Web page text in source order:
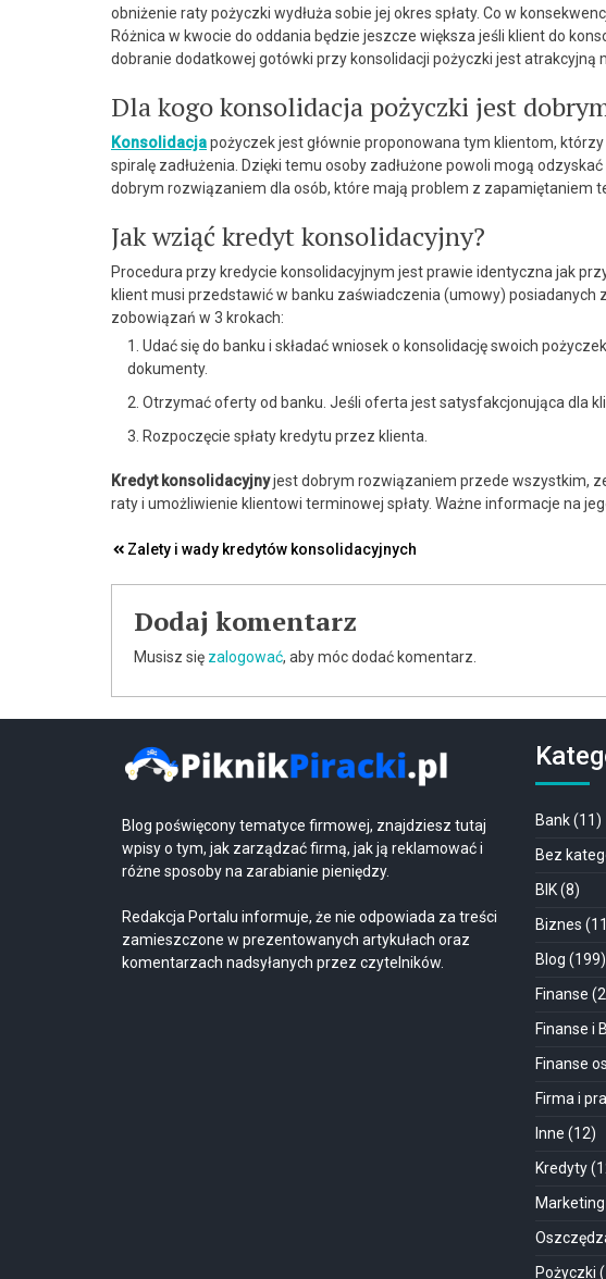
obniżenie raty pożyczki wydłuża sobie jej okres spłaty. Co w
Różnica w kwocie do oddania będzie jeszcze większa jeśli klient do
dobranie dodatkowej gotówki przy konsolidacji pożyczki jest atrakcyjną
Dla kogo konsolidacja pożyczki jest
Konsolidacjapożyczek jest głównie proponowana tym klientom,
spiralę zadłużenia. Dzięki temu osoby zadłużone powoli mogą
dobrym rozwiązaniem dla osób, które mają problem z zapamiętaniem
Jak wziąć kredyt konsolidacyjny?
Procedura przy kredycie konsolidacyjnym jest prawie identyczna jak
klient musi przedstawić w banku zaświadczenia (umowy) posiadanych
zobowiązań w 3 krokach:
Udać się do banku i składać wniosek o konsolidację swoich
dokumenty.
Otrzymać oferty od banku. Jeśli oferta jest satysfakcjonująca dla
Rozpoczęcie spłaty kredytu przez klienta.
Kredyt konsolidacyjnyjest dobrym rozwiązaniem przede wszystkim,
raty i umożliwienie klientowi terminowej spłaty. Ważne informacje na
Nawigacja
wpisu
Zalety i wady kredytów konsolidacyjnych
Dodaj komentarz
Musisz się zalogować, aby móc dodać komentarz.
Blog poświęcony tematyce firmowej, znajdziesz tutaj
wpisy o tym, jak zarządzać firmą, jak ją reklamować i
różne sposoby na zarabianie pieniędzy.
Redakcja Portalu informuje, że nie odpowiada za treści
zamieszczone w prezentowanych artykułach oraz
komentarzach nadsyłanych przez czytelników.
Bank(11)
Bez
BIK(8)
Biznes
Blog (199)
Finanse
Finanse i
Finanse
Firma i
Inne (12)
Kredyty
Marketing
Pożyczki